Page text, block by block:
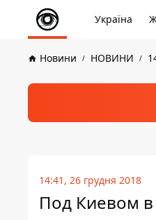
Україна
Новини НОВИНИ
14:41, 26 грудня 2018
Под Киевом